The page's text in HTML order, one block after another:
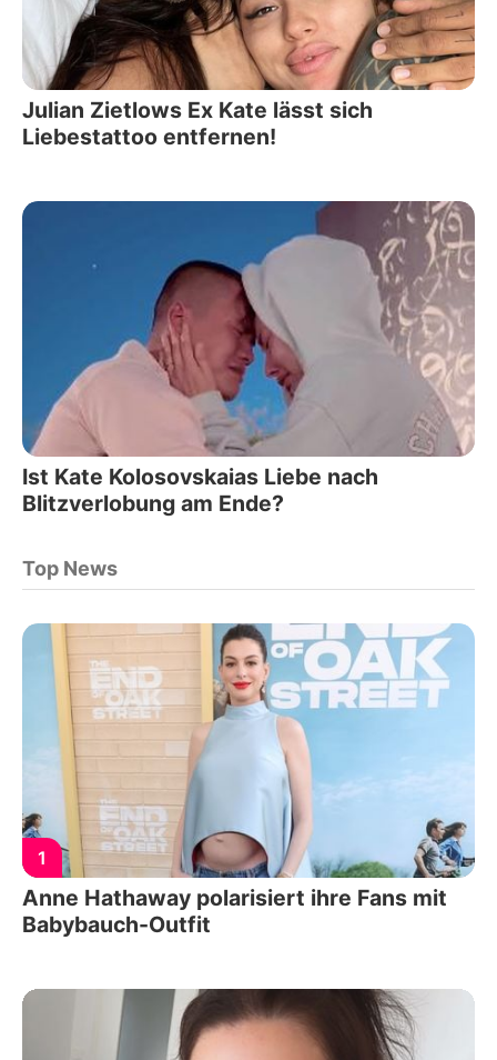
Julian Zietlows Ex Kate lässt sich
Liebestattoo entfernen!
Ist Kate Kolosovskaias Liebe nach
Blitzverlobung am Ende?
Top News
1
Anne Hathaway polarisiert ihre Fans mit
Babybauch-Outfit